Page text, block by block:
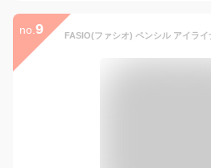
no. 9 FASIO(ファシオ) ペンシル アイラ